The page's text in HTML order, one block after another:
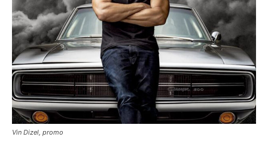
Vin Dizel, promo